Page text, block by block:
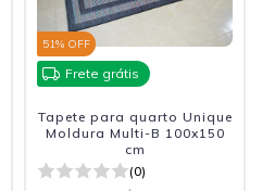
51% OFF
Frete grátis
Tapete para quarto Unique
Moldura Multi-B 100x150
cm
(0)